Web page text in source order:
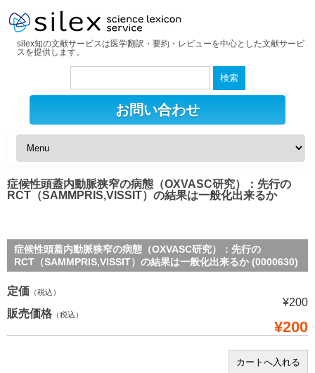
silex知の文献サービスは医学翻訳・要約・レビューを中心とした文献サービ
スを提供します。
検
お問い合わせ
症候性頭蓋内動脈狭窄の病態（OXVASC研究）：先行の
RCT（SAMMPRIS,VISSIT）の結果は一般化出来るか
症候性頭蓋内動脈狭窄の病態（OXVASC研究）：先行の
RCT（SAMMPRIS,VISSIT）の結果は一般化出来るか (0000630)
定価 （税込）
¥200
販売価格 （税込）
¥200